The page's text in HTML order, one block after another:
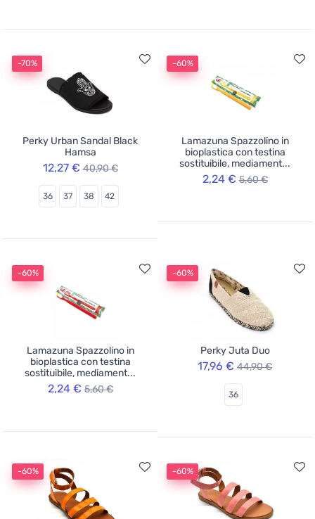
-70%
Perky Urban Sandal Black
Hamsa
12,27 € 40,90 €
36 37 38 42
-60%
Lamazuna Spazzolino in
bioplastica con testina
sostituibile, mediament...
2,24 € 5,60 €
-60%
Lamazuna Spazzolino in
bioplastica con testina
sostituibile, mediament...
2,24 € 5,60 €
-60%
Perky Juta Duo
17,96 € 44,90 €
36
-60% -60%